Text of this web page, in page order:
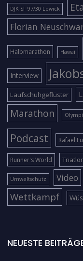
DJK SF 97/30 Lowick
Florian
Halbmarathon Hawai
Interview
Laufschuhgeflüster
Marathon
Podcast Rafael
Runner's World
Umweltschutz Video
Wettkampf
NEUESTE